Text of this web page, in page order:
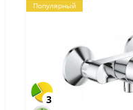
Популярный
3